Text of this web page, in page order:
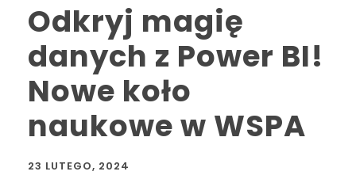
Odkryj magię
danych z Power BI!
Nowe koło
naukowe w WSPA
23 LUTEGO, 2024